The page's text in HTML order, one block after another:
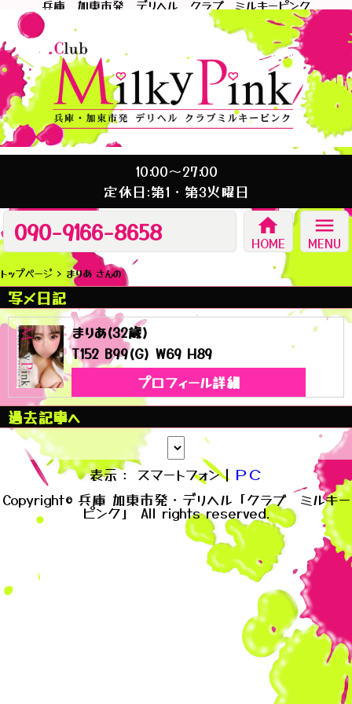
兵庫 加東市発 デリヘル クラブ ミルキーピンク
10:00～27:00
定休日:第1・第3火曜日
090-9166-8658 home
HOME
menu
MENU
トップページ まりあ さんの
写メ日記
まりあ(32歳)
T152 B99(G) W69 H89
プロフィール詳細
過去記事へ
表示： スマートフォン｜ ＰＣ
Copyright© 兵庫 加東市発・デリヘル「クラブ ミルキー
ピンク」 All rights reserved.